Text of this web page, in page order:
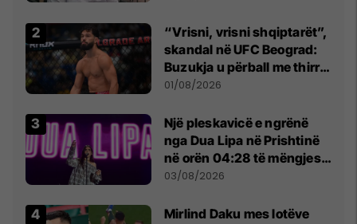
“Vrisni, vrisni shqiptarët”,
skandal në UFC Beograd:
Buzukja u përball me thirrje
anti-shqiptare nga
01/08/2026
Një pleskavicë e ngrënë
nga Dua Lipa në Prishtinë
në orën 04:28 të mëngjesit
- dhe bota digjitale serbe
03/08/2026
Mirlind Daku mes lotëve